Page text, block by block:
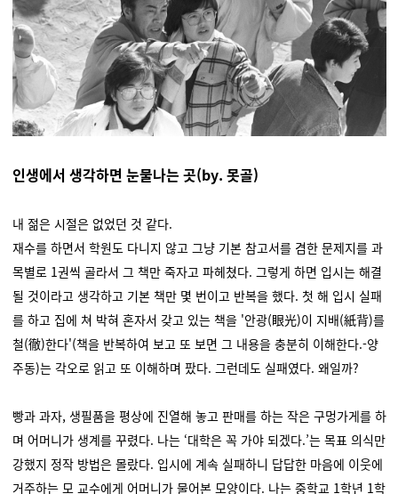
인생에서 생각하면 눈물나는 곳(by. 못골)
내 젊은 시절은 없었던 것 같다.
재수를 하면서 학원도 다니지 않고 그냥 기본 참고서를 겸한 문제지를 과
목별로 1권씩 골라서 그 책만 죽자고 파헤쳤다. 그렇게 하면 입시는 해결
될 것이라고 생각하고 기본 책만 몇 번이고 반복을 했다. 첫 해 입시 실패
를 하고 집에 쳐 박혀 혼자서 갖고 있는 책을 '안광(眼光)이 지배(紙背)를
철(徹)한다'(책을 반복하여 보고 또 보면 그 내용을 충분히 이해한다.-양
주동)는 각오로 읽고 또 이해하며 팠다. 그런데도 실패였다. 왜일까?
빵과 과자, 생필품을 평상에 진열해 놓고 판매를 하는 작은 구멍가게를 하
며 어머니가 생계를 꾸렸다. 나는 ‘대학은 꼭 가야 되겠다.’는 목표 의식만
강했지 정작 방법은 몰랐다. 입시에 계속 실패하니 답답한 마음에 이웃에
거주하는 모 교수에게 어머니가 물어본 모양이다. 나는 중학교 1학년 1학